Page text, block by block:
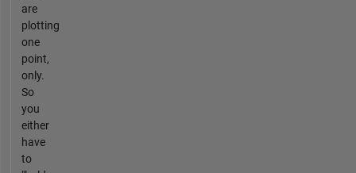
are
plotting
one
point,
only.
So
you
either
have
to